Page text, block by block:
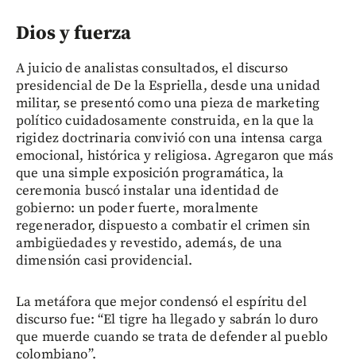
Dios y fuerza
A juicio de analistas consultados, el discurso
presidencial de De la Espriella, desde una unidad
militar, se presentó como una pieza de marketing
político cuidadosamente construida, en la que la
rigidez doctrinaria convivió con una intensa carga
emocional, histórica y religiosa. Agregaron que más
que una simple exposición programática, la
ceremonia buscó instalar una identidad de
gobierno: un poder fuerte, moralmente
regenerador, dispuesto a combatir el crimen sin
ambigüedades y revestido, además, de una
dimensión casi providencial.
La metáfora que mejor condensó el espíritu del
discurso fue: “El tigre ha llegado y sabrán lo duro
que muerde cuando se trata de defender al pueblo
colombiano”.